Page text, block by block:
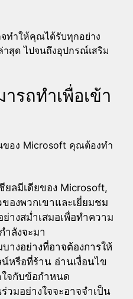
จทำให้คุณได้รับทุกอย่าง
าสุด ไปจนถึงอุปกรณ์เสริม
ถทำเพื่อเข้า
ของ Microsoft คุณต้องทำ
ยลมีเดียของ Microsoft,
องพวกเขาและเยี่ยมชม
างสม่ำเสมอเพื่อทำความ
ำลังจะมา
างอย่างที่อาจต้องการให้
หรือที่ร้าน อ่านเงื่อนไข
ใจกับข้อกำหนด
วมอย่างใจจะอาจจำเป็น